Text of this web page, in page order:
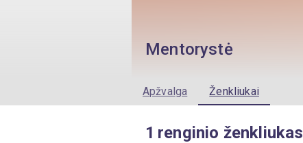
Mentorystė
Apžvalga Ženkliukai
1 renginio ženkliukas